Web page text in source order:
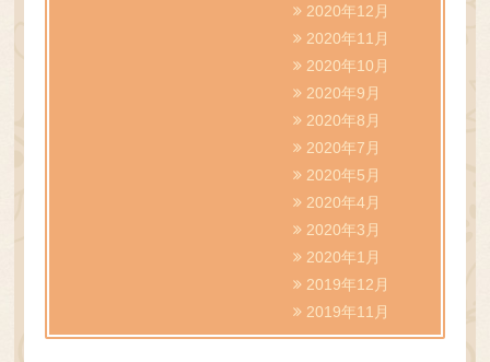
2020年12月
2020年11月
2020年10月
2020年9月
2020年8月
2020年7月
2020年5月
2020年4月
2020年3月
2020年1月
2019年12月
2019年11月